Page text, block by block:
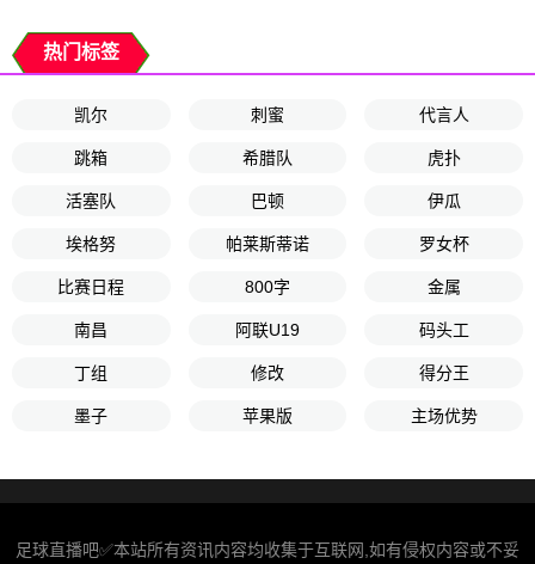
热门标签
凯尔 刺蜜 代言人
跳箱 希腊队 虎扑
活塞队 巴顿 伊瓜
埃格努 帕莱斯蒂诺 罗女杯
比赛日程 800字 金属
南昌 阿联U19 码头工
丁组 修改 得分王
墨子 苹果版 主场优势
足球直播吧✅本站所有资讯内容均收集于互联网,如有侵权内容或不妥